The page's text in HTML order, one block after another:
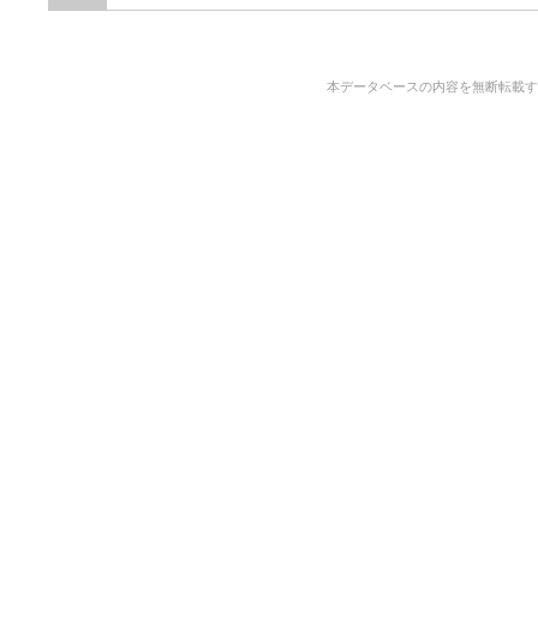
本データベースの内容を無断転載